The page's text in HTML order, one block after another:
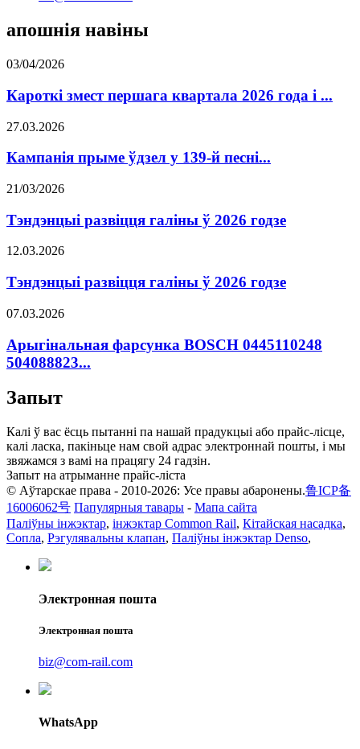
апошнія навіны
03/04/2026
Кароткі змест першага квартала 2026 года і ...
27.03.2026
Кампанія прыме ўдзел у 139-й песні...
21/03/2026
Тэндэнцыі развіцця галіны ў 2026 годзе
12.03.2026
Тэндэнцыі развіцця галіны ў 2026 годзе
07.03.2026
Арыгінальная фарсунка BOSCH 0445110248
504088823...
Запыт
Калі ў вас ёсць пытанні па нашай прадукцыі або прайс-лісце,
калі ласка, пакіньце нам свой адрас электроннай пошты, і мы
звяжамся з вамі на працягу 24 гадзін.
Запыт на атрыманне прайс-ліста
© Аўтарскае права - 2010-2026: Усе правы абаронены.鲁ICP备
16006062号 Папулярныя тавары - Мапа сайта
Паліўны інжэктар, інжэктар Common Rail, Кітайская насадка,
Сопла, Рэгулявальны клапан, Паліўны інжэктар Denso,
Электронная пошта
Электронная пошта
biz@com-rail.com
WhatsApp